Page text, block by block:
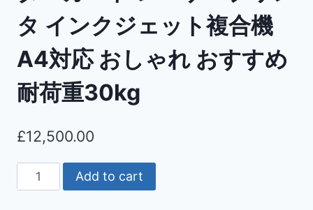
タ インクジェット複合機
A4対応 おしゃれ おすすめ
耐荷重30kg
£12,500.00
Add to cart